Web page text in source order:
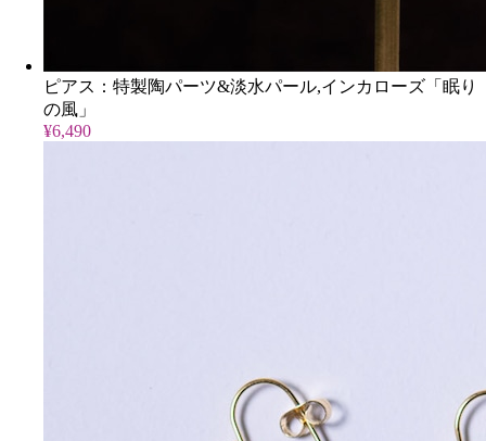
ピアス：特製陶パーツ&淡水パール,インカローズ「眠り
の風」
¥6,490